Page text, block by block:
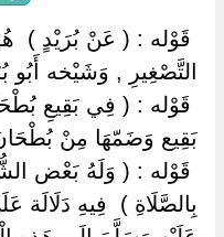
‏قَوْله : ( عَنْ بُرَيْدٍ )
التَّصْغِيرِ , وَشَيْخه أَبُو
‏قَوْله : ( فِي بَقِيعِ
بَقِيع وَضَمّهَا مِنْ
‏قَوْله : ( وَلَهُ بَعْض
بِالصَّلَاةِ ) ‏ ‏فِيهِ دَلَالَة